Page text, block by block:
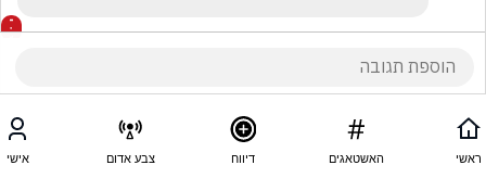
ראשי האשטאגים דיווח צבע אדום אישי